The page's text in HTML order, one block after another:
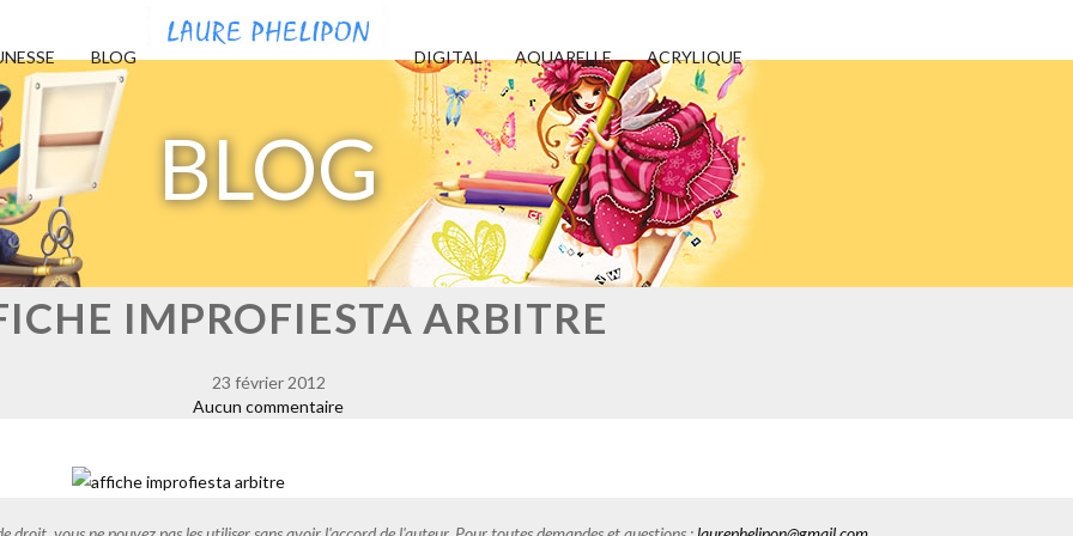
BLOG
IMPROFIESTA ARBITRE
23 février 2012
Aucun commentaire
BLOG DIGITAL AQUARELLE ACRYLIQUE